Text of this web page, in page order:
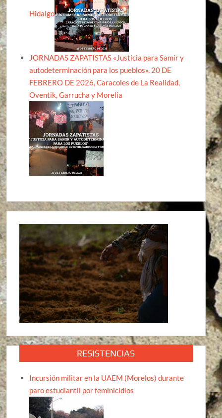
Hidalgo
JORNADAS ZAPATISTAS «Justicia para Samir y
autodeterminación para los pueblos». 20 DE
FEBRERO DE 2026, Caracoles de La Realidad,
Oventik, Garrucha y Morelia
RESISTENCIAS
Incursión militar en la UAEM (Morelos) durante
paro estudiantil por feminicidios